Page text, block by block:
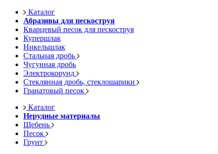
Каталог
Абразивы для пескоструя
Кварцевый песок для пескоструя
Купершлак
Никельшлак
Стальная дробь
Чугунная дробь
Электрокорунд
Стеклянная дробь, стеклошарики
Гранатовый песок
Каталог
Нерудные материалы
Щебень
Песок
Грунт